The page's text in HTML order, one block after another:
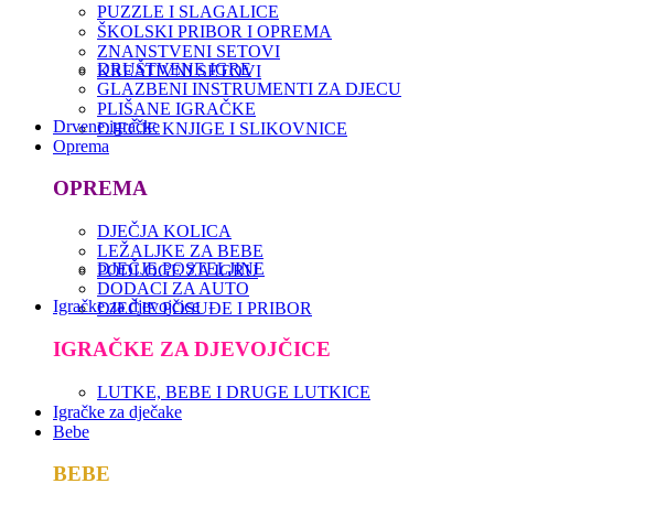
PUZZLE I SLAGALICE
ŠKOLSKI PRIBOR I OPREMA
ZNANSTVENI SETOVI
KREATIVNI SETOVI
DRUŠTVENE IGRE
GLAZBENI INSTRUMENTI ZA DJECU
PLIŠANE IGRAČKE
DJEČJE KNJIGE I SLIKOVNICE
Drvene igračke
Oprema
OPREMA
DJEČJA KOLICA
LEŽALJKE ZA BEBE
PODLOGE ZA IGRU
DJEČJE POSTELJINE
DODACI ZA AUTO
DJEČJE POSUĐE I PRIBOR
Igračke za djevojčice
IGRAČKE ZA DJEVOJČICE
LUTKE, BEBE I DRUGE LUTKICE
Igračke za dječake
Bebe
BEBE